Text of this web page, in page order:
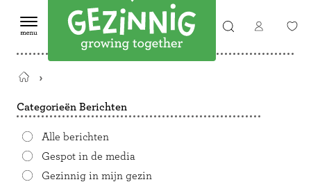
Terug
de
startpagina
Categorieën Berichten
Alle berichten
Gespot in de media
Gezinnig in mijn gezin